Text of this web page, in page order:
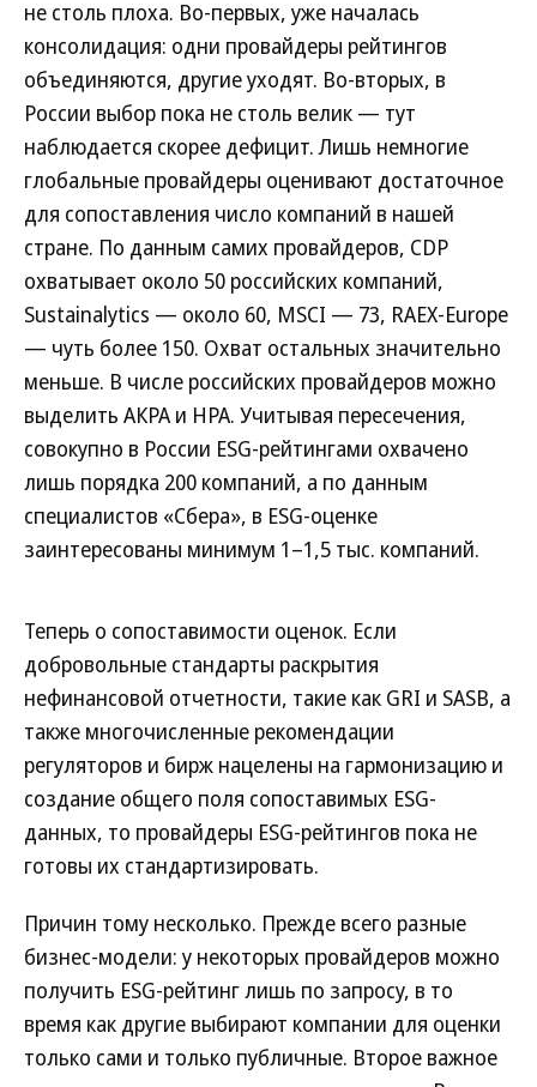
не столь плоха. Во-первых, уже началась
консолидация: одни провайдеры рейтингов
объединяются, другие уходят. Во-вторых, в
России выбор пока не столь велик — тут
наблюдается скорее дефицит. Лишь немногие
глобальные провайдеры оценивают достаточное
для сопоставления число компаний в нашей
стране. По данным самих провайдеров, CDP
охватывает около 50 российских компаний,
Sustainalytics — около 60, MSCI — 73, RAEX-Europe
— чуть более 150. Охват остальных значительно
меньше. В числе российских провайдеров можно
выделить АКРА и НРА. Учитывая пересечения,
совокупно в России ESG-рейтингами охвачено
лишь порядка 200 компаний, а по данным
специалистов «Сбера», в ESG-оценке
заинтересованы минимум 1–1,5 тыс. компаний.
Теперь о сопоставимости оценок. Если
добровольные стандарты раскрытия
нефинансовой отчетности, такие как GRI и SASB, а
также многочисленные рекомендации
регуляторов и бирж нацелены на гармонизацию и
создание общего поля сопоставимых ESG-
данных, то провайдеры ESG-рейтингов пока не
готовы их стандартизировать.
Причин тому несколько. Прежде всего разные
бизнес-модели: у некоторых провайдеров можно
получить ESG-рейтинг лишь по запросу, в то
время как другие выбирают компании для оценки
только сами и только публичные. Второе важное